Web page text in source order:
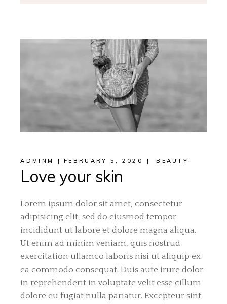
ADMINM FEBRUARY 5, 2020 BEAUTY
Love your skin
Lorem ipsum dolor sit amet, consectetur
adipisicing elit, sed do eiusmod tempor
incididunt ut labore et dolore magna aliqua.
Ut enim ad minim veniam, quis nostrud
exercitation ullamco laboris nisi ut aliquip ex
ea commodo consequat. Duis aute irure dolor
in reprehenderit in voluptate velit esse cillum
dolore eu fugiat nulla pariatur. Excepteur sint